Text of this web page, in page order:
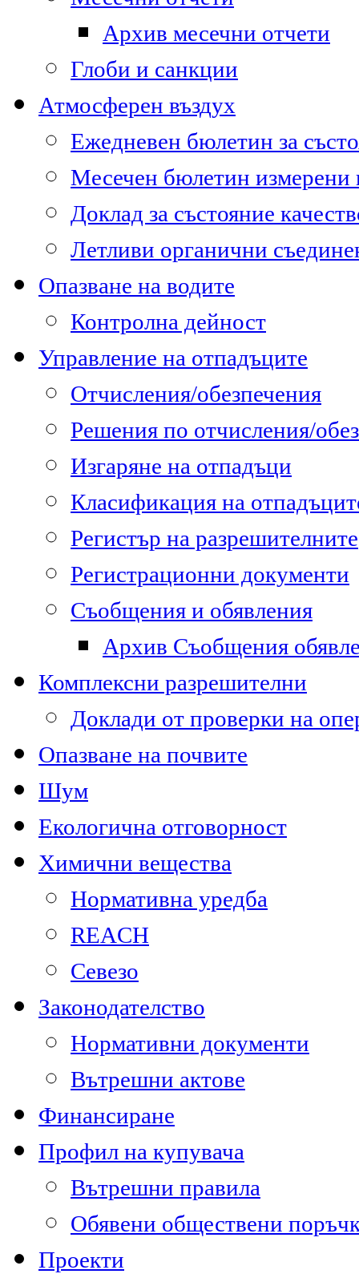
Архив месечни отчети
Глоби и санкции
Атмосферен въздух
Ежедневен бюлетин за
Месечен бюлетин
Доклад за състояние
Летливи органични
Опазване на водите
Контролна дейност
Управление на отпадъците
Отчисления/обезпечения
Решения по отчисления/
Изгаряне на отпадъци
Класификация на
Регистър на разрешителните
Регистрационни документи
Съобщения и обявления
Архив Съобщения
Комплексни разрешителни
Доклади от проверки на
Опазване на почвите
Шум
Екологична отговорност
Химични вещества
Нормативна уредба
REACH
Севезо
Законодателство
Нормативни документи
Вътрешни актове
Финансиране
Профил на купувача
Вътрешни правила
Обявени обществени
Проекти